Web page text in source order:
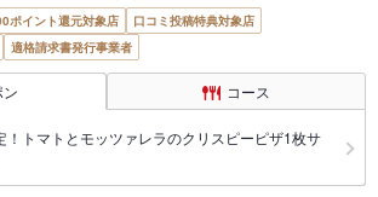
ポイント還元対象店
口コミ投稿特典対象店
適格請求書発行事業者
コース
！トマトとモッツァレラのクリスピーピザ1枚サ